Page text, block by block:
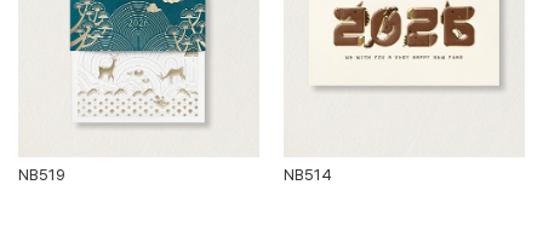
NB519 NB514